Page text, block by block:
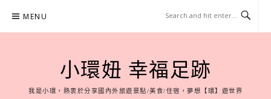
content
MENU
小環妞 幸福足跡
我是小環，熱衷於分享國內外旅遊景點/美食/住宿，夢想【環】遊世界